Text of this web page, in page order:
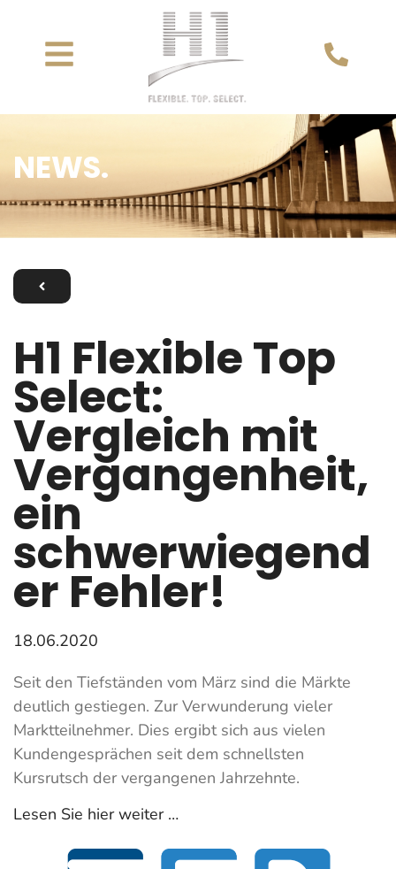
NEWS.
H1 Flexible Top
Select:
Vergleich mit
Vergangenheit,
ein
schwerwiegend
er Fehler!
18.06.2020
Seit den Tiefständen vom März sind die Märkte
deutlich gestiegen. Zur Verwunderung vieler
Marktteilnehmer. Dies ergibt sich aus vielen
Kundengesprächen seit dem schnellsten
Kursrutsch der vergangenen Jahrzehnte.
Lesen Sie hier weiter …